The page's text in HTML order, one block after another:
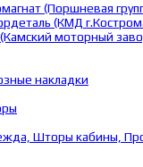
(Поршневая
(КМД
моторный
накладки
Шторы кабины,